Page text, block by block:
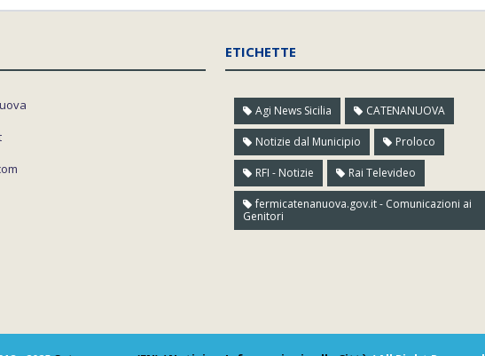
ETICHETTE
Agi News Sicilia CATENANUOVA
Notizie dal Municipio Proloco
RFI - Notizie Rai Televideo
fermicatenanuova.gov.it - Comunicazioni ai
Genitori